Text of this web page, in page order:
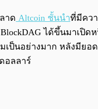
าด Altcoin ชั้นนำที่มีคว
ได้ขึ้นมาเปิด
เป็นอย่างมาก หลังมียอ
อลลาร์